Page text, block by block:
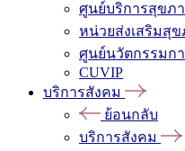
ศูนย์บริการสุขภ
หน่วยส่งเสริมสุ
ศูนย์นวัตกรรมกา
CUVIP
บริการสังคม
ย้อนกลับ
บริการสังคม